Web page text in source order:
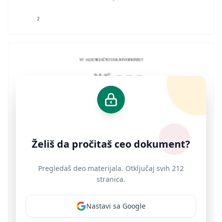
2
Želiš da pročitaš ceo dokument?
Pregledaš deo materijala. Otključaj svih 212
stranica.
Nastavi sa Google